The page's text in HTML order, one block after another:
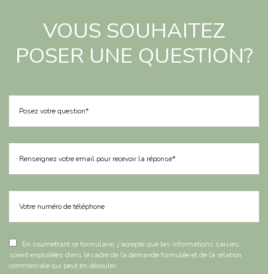
VOUS SOUHAITEZ
POSER UNE QUESTION?
En soumettant ce formulaire, j'accepte que les informations saisies
soient exploitées dans le cadre de la demande formulée et de la relation
commerciale qui peut en découler.